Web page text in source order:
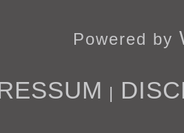
Powered by
|